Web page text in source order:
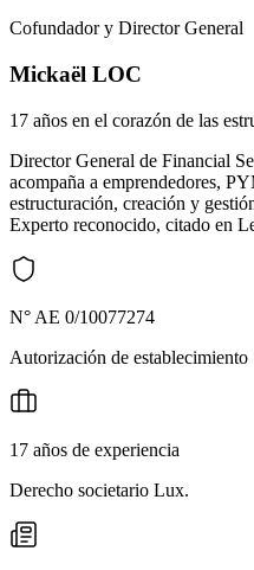
Cofundador y Director General
Mickaël LOC
17 años en el corazón de las
Director General de Financial
acompaña a emprendedores,
estructuración, creación y
Experto reconocido, citado en
N° AE 0/10077274
Autorización de establecimiento
17 años de experiencia
Derecho societario Lux.